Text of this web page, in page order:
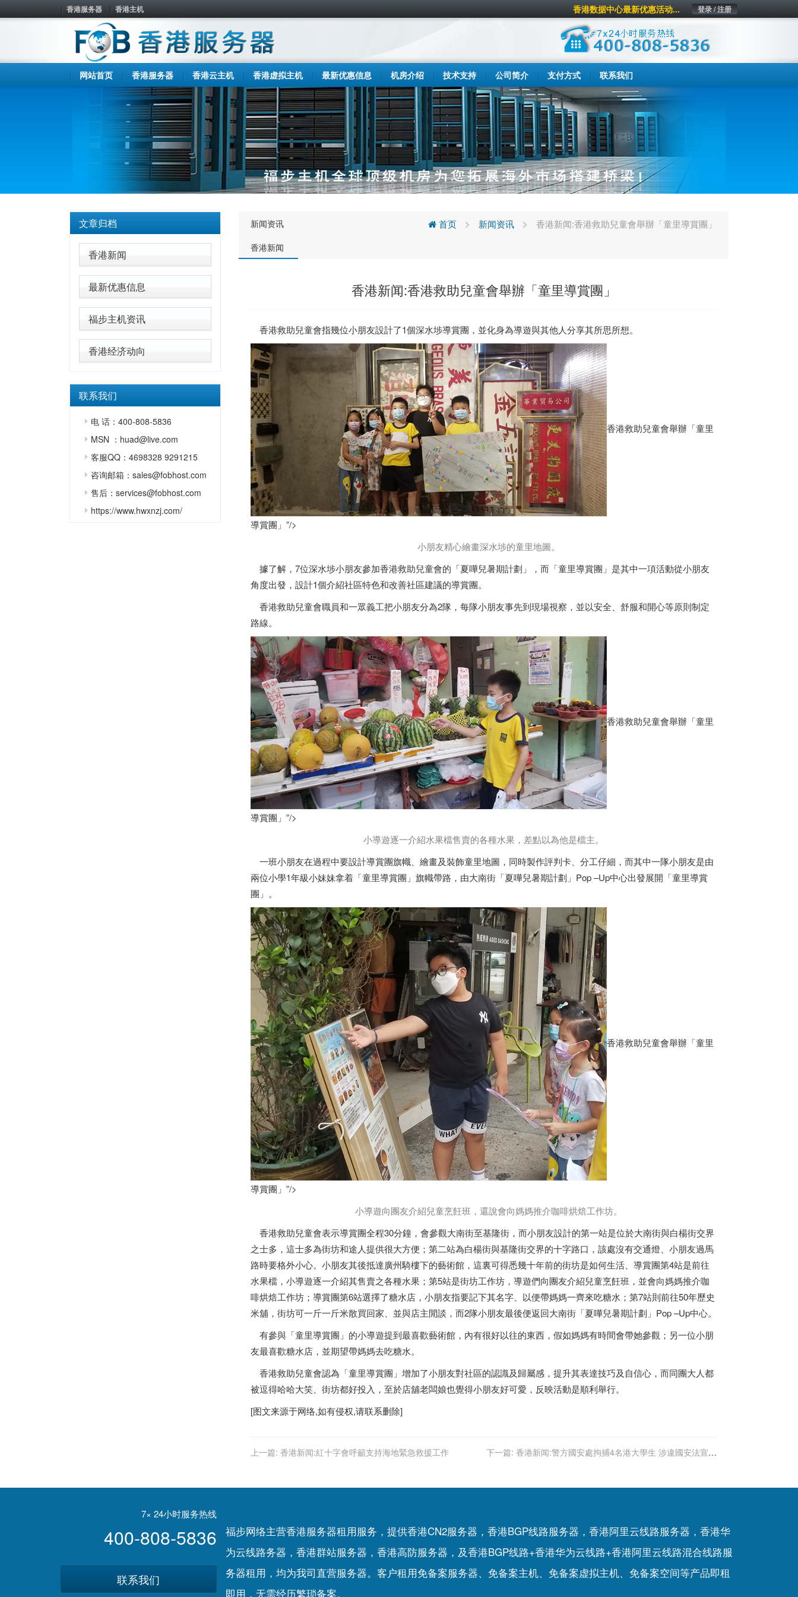
香港服务器 香港主机 登录 / 注册
香港数据中心最新优惠活动...
网站首页 香港服务器 香港云主机 香港虚拟主机 最新优惠信息 机房介绍 技术支持 公司简介 支付方式 联系我们
文章归档
香港新闻
最新优惠信息
福步主机资讯
香港经济动向
联系我们
电 话：400-808-5836
MSN ：huad@live.com
客服QQ：4698328 9291215
咨询邮箱：sales@fobhost.com
售后：services@fobhost.com
https://www.hwxnzj.com/
新闻资讯
香港新闻
首页 新闻资讯 香港新闻:香港救助兒童會舉辦「童里導賞團」
香港新闻:香港救助兒童會舉辦「童里導賞團」
香港救助兒童會指幾位小朋友設計了1個深水埗導賞團，並化身為導遊與其他人分享其所思所想。
香港救助兒童會舉辦「童里
導賞團」”/>
小朋友精心繪畫深水埗的童里地圖。
據了解，7位深水埗小朋友參加香港救助兒童會的「夏嘩兒暑期計劃」，而「童里導賞團」是其中一項活動從小朋友
角度出發，設計1個介紹社區特色和改善社區建議的導賞團。
香港救助兒童會職員和一眾義工把小朋友分為2隊，每隊小朋友事先到現場視察，並以安全、舒服和開心等原則制定
路線。
香港救助兒童會舉辦「童里
導賞團」”/>
小導遊逐一介紹水果檔售賣的各種水果，差點以為他是檔主。
一班小朋友在過程中要設計導賞團旗幟、繪畫及裝飾童里地圖，同時製作評判卡、分工仔細，而其中一隊小朋友是由
兩位小學1年級小妹妹拿着「童里導賞團」旗幟帶路，由大南街「夏嘩兒暑期計劃」Pop –Up中心出發展開「童里導賞
團」。
香港救助兒童會舉辦「童里
導賞團」”/>
小導遊向團友介紹兒童烹飪班，還說會向媽媽推介咖啡烘焙工作坊。
香港救助兒童會表示導賞團全程30分鐘，會參觀大南街至基隆街，而小朋友設計的第一站是位於大南街與白楊街交界
之士多，這士多為街坊和途人提供很大方便；第二站為白楊街與基隆街交界的十字路口，該處沒有交通燈、小朋友過馬
路時要格外小心。小朋友其後抵達廣州騎樓下的藝術館，這裏可得悉幾十年前的街坊是如何生活、導賞團第4站是前往
水果檔，小導遊逐一介紹其售賣之各種水果；第5站是街坊工作坊，導遊們向團友介紹兒童烹飪班，並會向媽媽推介咖
啡烘焙工作坊；導賞團第6站選擇了糖水店，小朋友指要記下其名字、以便帶媽媽一齊來吃糖水；第7站則前往50年歷史
米舖，街坊可一斤一斤米散買回家、並與店主閒談，而2隊小朋友最後便返回大南街「夏嘩兒暑期計劃」Pop –Up中心。
有參與「童里導賞團」的小導遊提到最喜歡藝術館，內有很好以往的東西，假如媽媽有時間會帶她參觀；另一位小朋
友最喜歡糖水店，並期望帶媽媽去吃糖水。
香港救助兒童會認為「童里導賞團」增加了小朋友對社區的認識及歸屬感，提升其表達技巧及自信心，而同團大人都
被逗得哈哈大笑、街坊都好投入，至於店舖老闆娘也覺得小朋友好可愛，反映活動是順利舉行。
[图文来源于网络,如有侵权,请联系删除]
上一篇: 香港新闻:紅十字會呼籲支持海地緊急救援工作 下一篇: 香港新闻:警方國安處拘捕4名港大學生 涉違國安法宣揚
7× 24小时服务热线
400-808-5836
联系我们
福步网络主营香港服务器租用服务，提供香港CN2服务器，香港BGP线路服务器，香港阿里云线路服务器，香港华
为云线路务器，香港群站服务器，香港高防服务器，及香港BGP线路+香港华为云线路+香港阿里云线路混合线路服
务器租用，均为我司直营服务器。客户租用免备案服务器、 免备案主机、 免备案虚拟主机、 免备案空间等产品即租
即用，无需经历繁琐备案。